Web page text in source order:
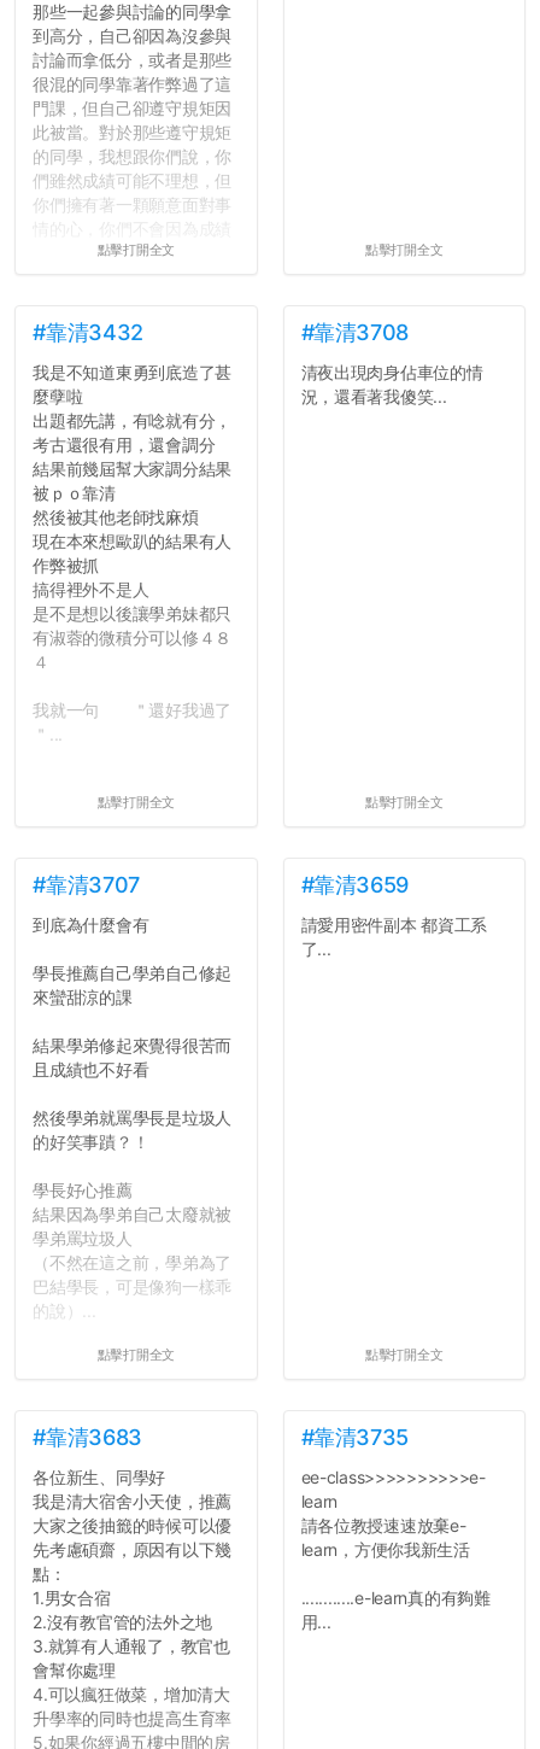
那些一起參與討論的同學拿
到高分，自己卻因為沒參與
討論而拿低分，或者是那些
很混的同學靠著作弊過了這
門課，但自己卻遵守規矩因
此被當。對於那些遵守規矩
的同學，我想跟你們說，你
們雖然成績可能不理想，但
你們擁有著一顆願意面對事
壓力而選擇逃避(作弊)，在
績無法體現你們的努力，但
往後你們正直的態度一定會
讓你們在社會上適應得更
好。最後，那些作弊的同
學，你們要瞭解到作弊對你
們而言是沒有任何好處的，
大學是你們唯一可以勇敢認
錯但不需要付出太大代價的
地方，你們在這時候如果不
會學會...
點擊打開全文 點擊打開全文
#靠清3432
我是不知道東勇到底造了甚
麼孽啦
出題都先講，有唸就有分，
考古還很有用，還會調分
結果前幾屆幫大家調分結果
被ｐｏ靠清
然後被其他老師找麻煩
現在本來想歐趴的結果有人
作弊被抓
搞得裡外不是人
是不是想以後讓學弟妹都只
有淑蓉的微積分可以修４８
４
我就一句 ＂還好我過了
＂...
點擊打開全文
#靠清3708
清夜出現肉身佔車位的情
況，還看著我傻笑...
點擊打開全文
#靠清3707
到底為什麼會有
學長推薦自己學弟自己修起
來蠻甜涼的課
結果學弟修起來覺得很苦而
且成績也不好看
然後學弟就罵學長是垃圾人
的好笑事蹟？！
學長好心推薦
結果因為學弟自己太廢就被
學弟罵垃圾人
（不然在這之前，學弟為了
巴結學長，可是像狗一樣乖
的說）...
點擊打開全文
#靠清3659
請愛用密件副本 都資工系
了...
點擊打開全文
#靠清3683
各位新生、同學好
我是清大宿舍小天使，推薦
大家之後抽籤的時候可以優
先考慮碩齋，原因有以下幾
點：
1.男女合宿
2.沒有教官管的法外之地
3.就算有人通報了，教官也
會幫你處理
4.可以瘋狂做菜，增加清大
升學率的同時也提高生育率
5.如果你經過五樓中間的房
#靠清3735
ee-class>>>>>>>>>>e-
learn
請各位教授速速放棄e-
learn，方便你我新生活
............e-learn真的有夠難
用...